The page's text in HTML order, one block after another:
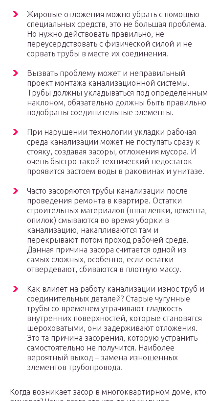
Жировые отложения можно убрать с помощью
специальных средств, это не большая проблема.
Но нужно действовать правильно, не
переусердствовать с физической силой и не
сорвать трубы в месте их соединения.
Вызвать проблему может и неправильный
проект монтажа канализационной системы.
Трубы должны укладываться под определенным
наклоном, обязательно должны быть правильно
подобраны соединительные элементы.
При нарушении технологии укладки рабочая
среда канализации может не поступать сразу к
стояку, создавая засоры, отложения мусора. И
очень быстро такой технический недостаток
проявится застоем воды в раковинах и унитазе.
Часто засоряются трубы канализации после
проведения ремонта в квартире. Остатки
строительных материалов (шпатлевки, цемента,
опилок) смываются во время уборки в
канализацию, накапливаются там и
перекрывают потом проход рабочей среде.
Данная причина засора считается одной из
самых сложных, особенно, если остатки
отвердевают, сбиваются в плотную массу.
Как влияет на работу канализации износ труб и
соединительных деталей? Старые чугунные
трубы со временем утрачивают гладкость
внутренних поверхностей, которые становятся
шероховатыми, они задерживают отложения.
Это та причина засорения, которую устранить
самостоятельно не получится. Наиболее
вероятный выход – замена изношенных
элементов трубопровода.
Когда возникает засор в многоквартирном доме, кто